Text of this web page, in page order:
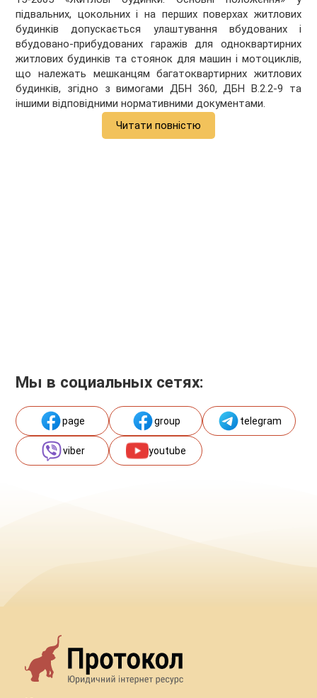
підвальних, цокольних і на перших поверхах житлових
будинків допускається улаштування вбудованих і
вбудовано-прибудованих гаражів для одноквартирних
житлових будинків та стоянок для машин і мотоциклів,
що належать мешканцям багатоквартирних житлових
будинків, згідно з вимогами ДБН 360, ДБН В.2.2-9 та
іншими відповідними нормативними документами.
Читати повністю
Мы в социальных сетях:
page group telegram
viber youtube